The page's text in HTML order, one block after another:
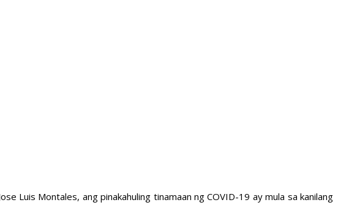
Luis Montales, ang pinakahuling tinamaan ng COVID-19 ay mula sa kanilang